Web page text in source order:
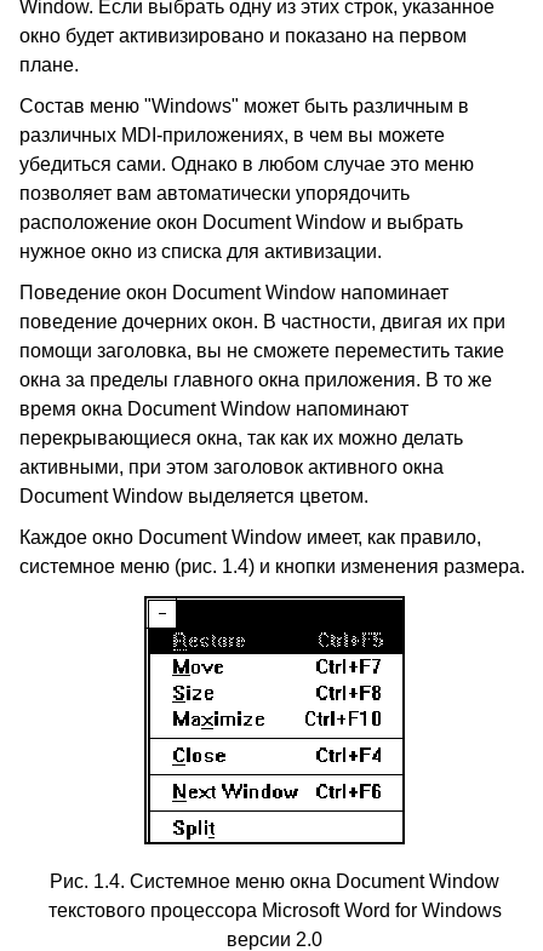
Window. Если выбрать одну из этих строк, указанное
окно будет активизировано и показано на первом
плане.
Состав меню "Windows" может быть различным в
различных MDI-приложениях, в чем вы можете
убедиться сами. Однако в любом случае это меню
позволяет вам автоматически упорядочить
расположение окон Document Window и выбрать
нужное окно из списка для активизации.
Поведение окон Document Window напоминает
поведение дочерних окон. В частности, двигая их при
помощи заголовка, вы не сможете переместить такие
окна за пределы главного окна приложения. В то же
время окна Document Window напоминают
перекрывающиеся окна, так как их можно делать
активными, при этом заголовок активного окна
Document Window выделяется цветом.
Каждое окно Document Window имеет, как правило,
системное меню (рис. 1.4) и кнопки изменения размера.
Рис. 1.4. Системное меню окна Document Window
текстового процессора Microsoft Word for Windows
версии 2.0